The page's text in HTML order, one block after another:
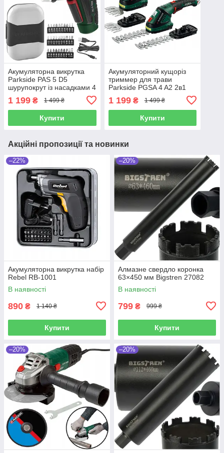
Акумуляторна викрутка
Parkside PAS 5 D5
шурупокрут із насадками 4
Німеччина
1 199 ₴ 1 499 ₴
Купити
Акумуляторний кущоріз
триммер для трави
Parkside PGSA 4 A2 2в1
1 199₴ 1 499 ₴
Купити
Акційні пропозиції та новинки
–22%
Акумуляторна викрутка набір
Rebel RB-1001
В наявності
890 ₴ 1 140 ₴
Купити
–20%
Алмазне свердло коронка
63×450 мм Bigstren 27082
В наявності
799 ₴ 999 ₴
Купити
–20% –20%